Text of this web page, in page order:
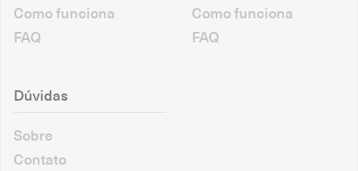
Como funciona
FAQ
Como funciona
FAQ
Dúvidas
Sobre
Contato